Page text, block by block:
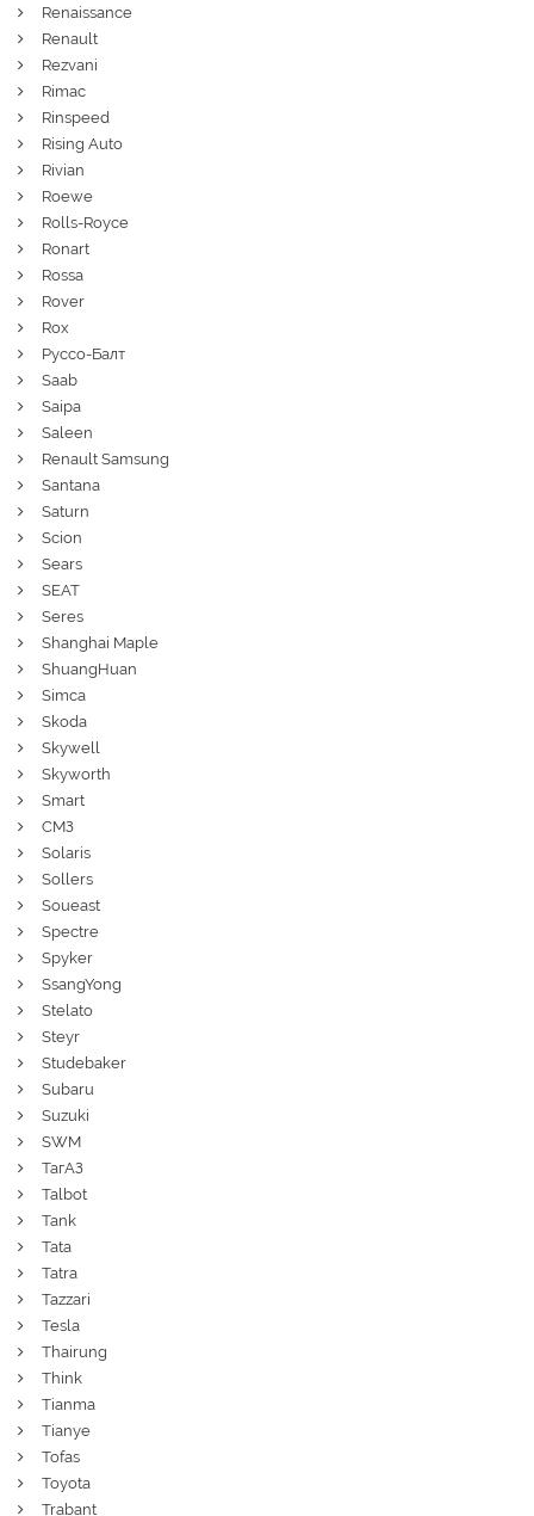
Renaissance
Renault
Rezvani
Rimac
Rinspeed
Rising Auto
Rivian
Roewe
Rolls-Royce
Ronart
Rossa
Rover
Rox
Руссо-Балт
Saab
Saipa
Saleen
Renault Samsung
Santana
Saturn
Scion
Sears
SEAT
Seres
Shanghai Maple
ShuangHuan
Simca
Skoda
Skywell
Skyworth
Smart
СМЗ
Solaris
Sollers
Soueast
Spectre
Spyker
SsangYong
Stelato
Steyr
Studebaker
Subaru
Suzuki
SWM
ТагАЗ
Talbot
Tank
Tata
Tatra
Tazzari
Tesla
Thairung
Think
Tianma
Tianye
Tofas
Toyota
Trabant